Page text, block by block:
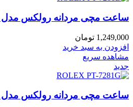
ساعت مچی مردانه رولکس مدل ROLEX PT-7281B
1,249,000 تومان
افزودن به سبد خرید
مشاهده سریع
جدید
ساعت مچی مردانه رولکس مدل ROLEX PT-7281G